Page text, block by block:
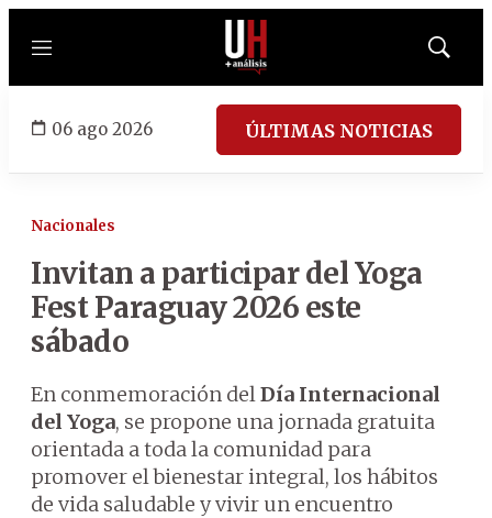
Menú
Mostrar
06 ago 2026 ÚLTIMAS NOTICIAS
Nacionales
Invitan a participar del Yoga
Fest Paraguay 2026 este
sábado
En conmemoración delDía Internacional
del Yoga, se propone una jornada gratuita
orientada a toda la comunidad para
promover el bienestar integral, los hábitos
de vida saludable y vivir un encuentro